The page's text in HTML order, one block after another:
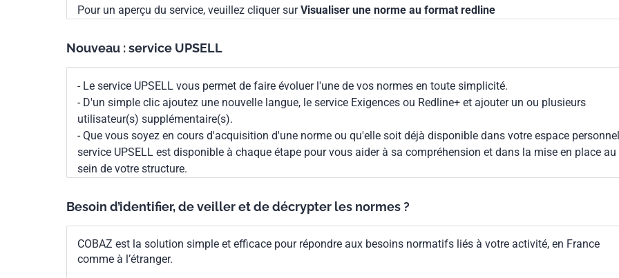
Pour un aperçu du service, veuillez cliquer surVisualiser une norme au format redline
Nouveau : service UPSELL
- Le service UPSELL vous permet de faire évoluer l'une de vos normes en toute simplicité.
- D'un simple clic ajoutez une nouvelle langue, le service Exigences ou Redline+ et ajouter un ou plusieurs
utilisateur(s) supplémentaire(s).
- Que vous soyez en cours d'acquisition d'une norme ou qu'elle soit déjà disponible dans votre espace
service UPSELL est disponible à chaque étape pour vous aider à sa compréhension et dans la mise en place au
sein de votre structure.
Besoin d’identifier, de veiller et de décrypter les normes ?
COBAZ est la solution simple et efficace pour répondre aux besoins normatifs liés à votre activité, en France
comme à l’étranger.